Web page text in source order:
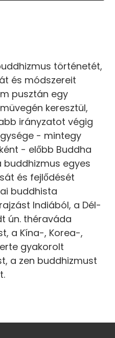
történetét,
és módszereit
pusztán egy
keresztül,
irányzatot végig
- mintegy
- előbb Buddha
buddhizmus egyes
és fejlődését
buddhista
Indiából, a Dél-
ún. théraváda
a Kína-, Korea-,
gyakorolt
a zen buddhizmust